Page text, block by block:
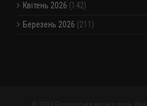
Квітень 2026 (142)
Березень 2026 (211)